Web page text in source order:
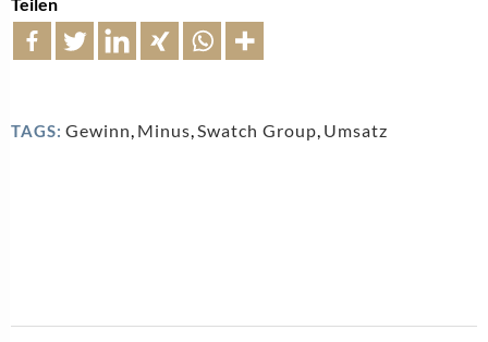
TAGS: Gewinn, Minus,Swatch Group, Umsatz